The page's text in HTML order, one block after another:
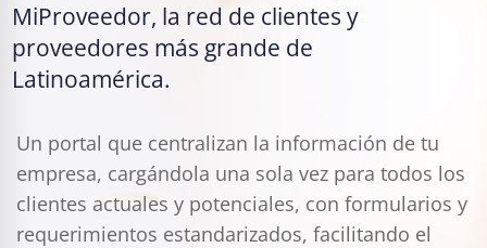
MiProveedor, la red de clientes y
proveedores más grande de
Latinoamérica.
Un portal que centralizan la información de tu
empresa, cargándola una sola vez para todos los
clientes actuales y potenciales, con formularios y
requerimientos estandarizados, facilitando el